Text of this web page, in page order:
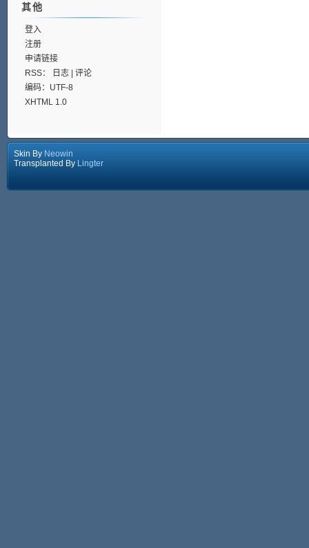
其他
登入
注册
申请链接
RSS：
日志| 评论
编码：UTF-8
XHTML 1.0
Skin By Neowin
Transplanted By Lingter